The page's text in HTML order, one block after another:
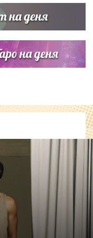
на деня
на деня